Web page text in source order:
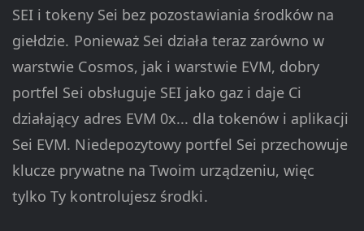
SEI i tokeny Sei bez pozostawiania środków na
giełdzie. Ponieważ Sei działa teraz zarówno w
warstwie Cosmos, jak i warstwie EVM, dobry
portfel Sei obsługuje SEI jako gaz i daje Ci
działający adres EVM 0x... dla tokenów i aplikacji
Sei EVM. Niedepozytowy portfel Sei przechowuje
klucze prywatne na Twoim urządzeniu, więc
tylko Ty kontrolujesz środki.